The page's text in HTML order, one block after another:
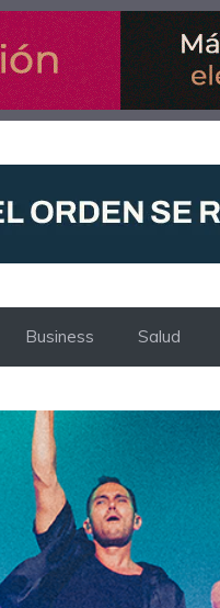
Business Salud